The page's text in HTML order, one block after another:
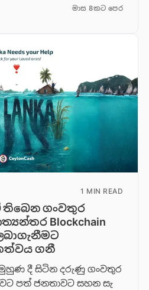
මාස 8කට පෙර
1 MIN READ
තිබෙන ගංවතුර
Blockchain
ග​නී
මුහුණ දී සිටින දරුණු ගංවතුර
පත් ජනතාවට සහන සැ